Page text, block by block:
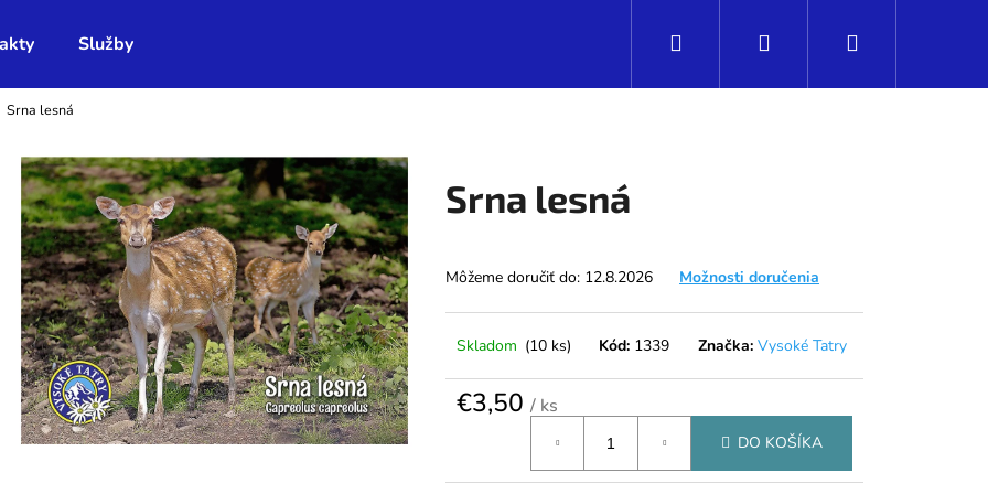
Služby Prihlásenie
Srna lesná
Srna lesná
Môžeme doručiť do: 12.8.2026 Možnosti doručenia
Skladom (10 ks) Kód: 1339 Značka: Vysoké Tatry
€3,50 / ks
DO KOŠÍKA
Čo potrebujete nájsť?
HĽADAŤ
Odporúčame
Nasledujúce